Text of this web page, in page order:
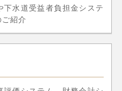
水道受益者負担金システ
紹介